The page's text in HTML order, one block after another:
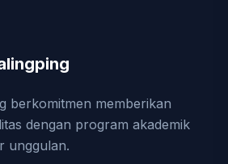
berkomitmen memberikan
dengan program akademik
unggulan.